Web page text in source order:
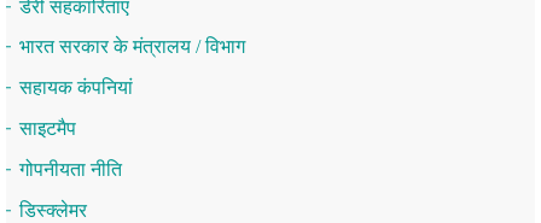
डेरी सहकारिताएं
भारत सरकार के मंत्रालय / विभाग
सहायक कंपनियां
साइटमैप
गोपनीयता नीति
डिस्क्लेमर